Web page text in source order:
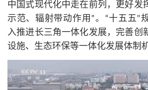
中国式现代化中走在前列，更好发
示范、辐射带动作用”。“十五五”
入推进长三角一体化发展，完善创
设施、生态环保等一体化发展体制